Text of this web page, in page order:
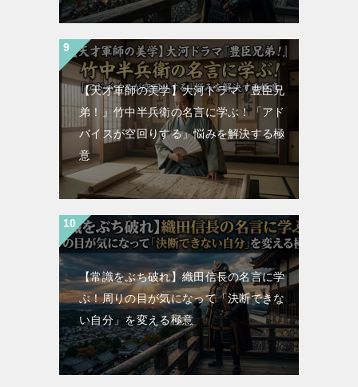
【天才軍師の美学】大河ドラマ『豊臣兄
弟！』竹中半兵衛の名言に学ぶ！「アド
バイスが空回りする」悩みを解決する極
意
【常識をぶち破れ】織田信長の名言に学
ぶ！周りの目が気になって「決断できな
い自分」を変える極意